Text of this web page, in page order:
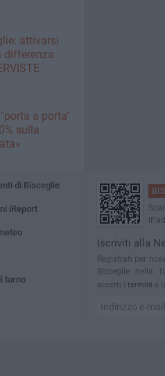
attivarsi
differenza
a porta"
sulla
di Bisceglie
iReport
turno
Iscriviti alla
Registrati per
Bisceglie nella
accetti i termini e